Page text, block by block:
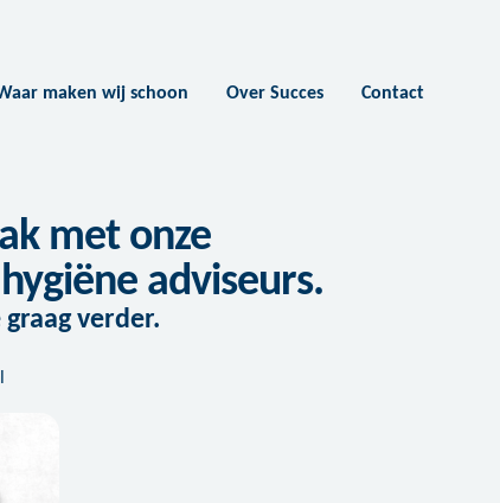
maken wij schoon Over Succes Contact
met onze
adviseurs.
verder.